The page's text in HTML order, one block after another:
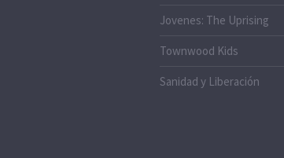
Jovenes: The Uprising
Townwood Kids
Sanidad y Liberación